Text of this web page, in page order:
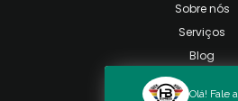
Sobre nós
Serviços
Blog
Olá! Fale